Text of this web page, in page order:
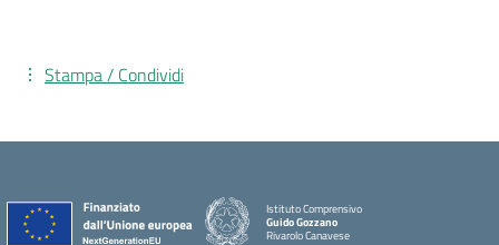
Stampa / Condividi
Istituto Comprensivo
Guido Gozzano
Rivarolo Canavese